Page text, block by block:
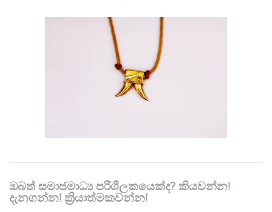
ඔබත් සමාජමාධ්‍ය පරිශීලකයෙක්ද? කියවන්න!
දැනගන්න! ක්‍රියාත්මකවන්න!